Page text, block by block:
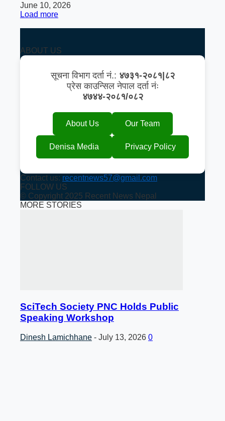
June 10, 2026
Load more
ABOUT US
सूचना विभाग दर्ता नं.: ४७३१-२०८१|८२
प्रेस काउन्सिल नेपाल दर्ता नंः
४७४४-२०८१/०८२
About Us Our Team
Denisa Media Privacy Policy
Contact us: recentnews57@gmail.com
FOLLOW US
© Copyright 2025 Recent News Nepal
MORE STORIES
SciTech Society PNC Holds Public
Speaking Workshop
Dinesh Lamichhane - July 13, 2026 0